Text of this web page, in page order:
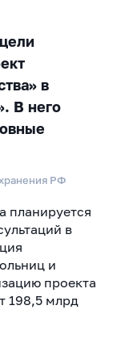
в
В него
РФ
планируется
в
и
проекта
198,5 млрд